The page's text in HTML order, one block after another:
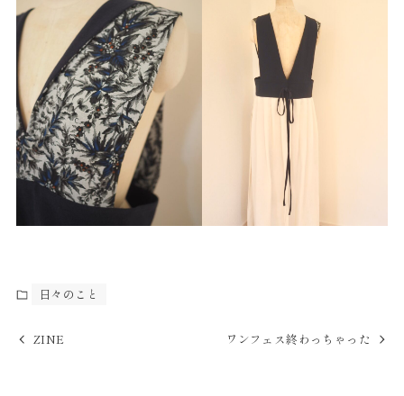
日々のこと
ZINE ワンフェス終わっちゃった